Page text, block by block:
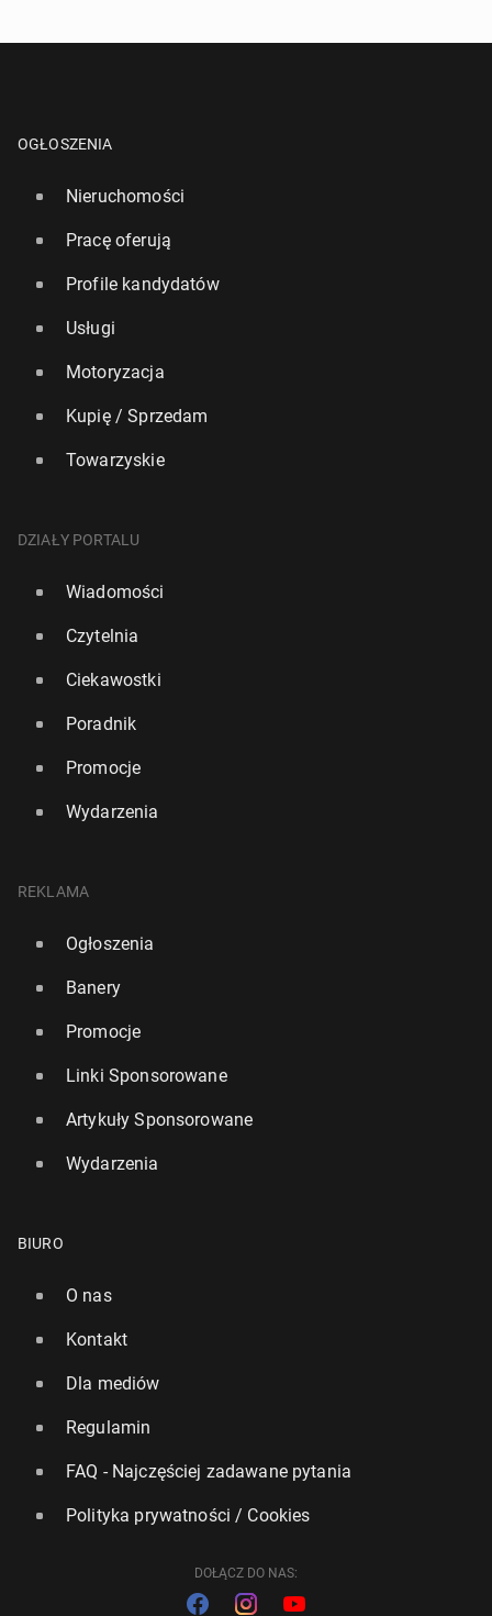
OGŁOSZENIA
Nieruchomości
Pracę oferują
Profile kandydatów
Usługi
Motoryzacja
Kupię / Sprzedam
Towarzyskie
DZIAŁY PORTALU
Wiadomości
Czytelnia
Ciekawostki
Poradnik
Promocje
Wydarzenia
REKLAMA
Ogłoszenia
Banery
Promocje
Linki Sponsorowane
Artykuły Sponsorowane
Wydarzenia
BIURO
O nas
Kontakt
Dla mediów
Regulamin
FAQ - Najczęściej zadawane pytania
Polityka prywatności / Cookies
DOŁĄCZ DO NAS: